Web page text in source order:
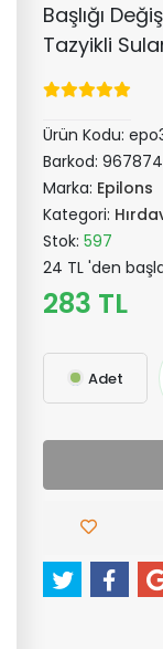
Başlığı
Tazyikli
Ürün Kodu:
Barkod:
Marka: Epilons
Kategori:
Stok: 597
24 TL 'den
283 TL
Adet